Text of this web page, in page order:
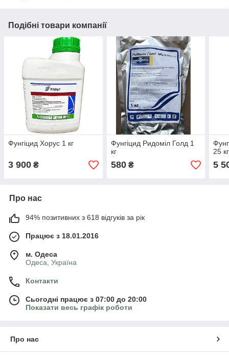
Подібні товари компанії
Фунгіцид Хорус 1 кг
3 900 ₴
Фунгіцид Ридоміл Голд 1
кг
580₴
25
5
Про нас
94% позитивних з 618 відгуків за рік
Працює з 18.01.2016
м. Одеса
Одеса, Україна
Контакти
Сьогодні працює з 07:00 до 20:00
Показати весь графік роботи
Про нас